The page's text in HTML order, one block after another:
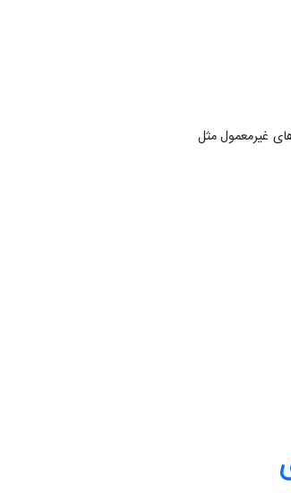
غیرمعمول مثل